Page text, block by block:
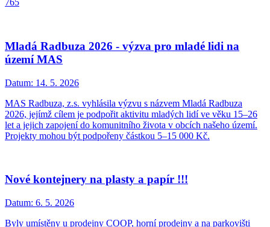
765
Mladá Radbuza 2026 - výzva pro mladé lidi na
území MAS
Datum: 14. 5. 2026
MAS Radbuza, z.s. vyhlásila výzvu s názvem Mladá Radbuza
2026, jejímž cílem je podpořit aktivitu mladých lidí ve věku 15–26
let a jejich zapojení do komunitního života v obcích našeho území.
Projekty mohou být podpořeny částkou 5–15 000 Kč.
Nové kontejnery na plasty a papír !!!
Datum: 6. 5. 2026
Byly umístěny u prodejny COOP, horní prodejny a na parkovišti